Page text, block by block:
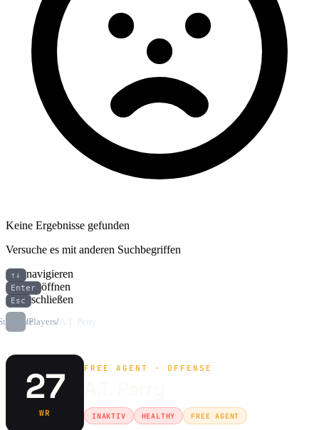
Keine Ergebnisse gefunden
Versuche es mit anderen Suchbegriffen
↑↓ navigieren
Enter öffnen
Esc schließen
/Players/A.T. Perry
27
WR
FREE AGENT · OFFENSE
INAKTIV HEALTHY FREE AGENT